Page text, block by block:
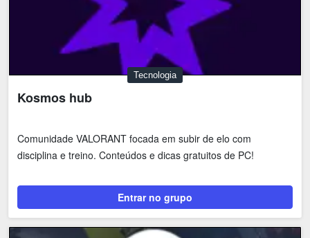
Tecnologia
Kosmos hub
Comunidade VALORANT focada em subir de elo com
disciplina e treino. Conteúdos e dicas gratuitos de PC!
Entrar no grupo